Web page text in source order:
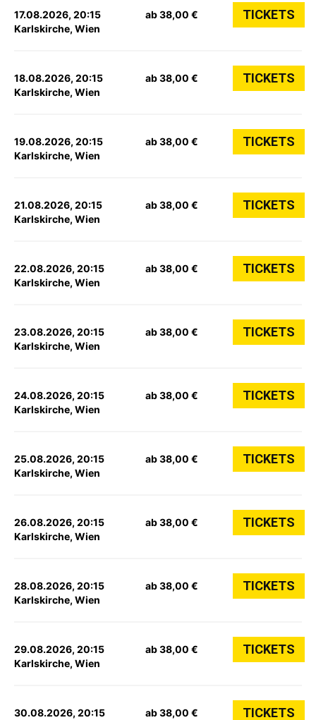
17.08.2026, 20:15
Karlskirche, Wien
ab 38,00 € TICKETS
18.08.2026, 20:15
Karlskirche, Wien
ab 38,00 € TICKETS
19.08.2026, 20:15
Karlskirche, Wien
ab 38,00 € TICKETS
21.08.2026, 20:15
Karlskirche, Wien
ab 38,00 € TICKETS
22.08.2026, 20:15
Karlskirche, Wien
ab 38,00 € TICKETS
23.08.2026, 20:15
Karlskirche, Wien
ab 38,00 € TICKETS
24.08.2026, 20:15
Karlskirche, Wien
ab 38,00 € TICKETS
25.08.2026, 20:15
Karlskirche, Wien
ab 38,00 € TICKETS
26.08.2026, 20:15
Karlskirche, Wien
ab 38,00 € TICKETS
28.08.2026, 20:15
Karlskirche, Wien
ab 38,00 € TICKETS
29.08.2026, 20:15
Karlskirche, Wien
ab 38,00 € TICKETS
30.08.2026, 20:15
ab 38,00 € TICKETS